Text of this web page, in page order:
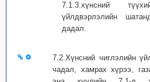
7.1.3.хүнсний
үйлдвэрлэлийн
дадал.
7.2.Хүнсний чиглэлийн
чадал, хамрах хүрээ,